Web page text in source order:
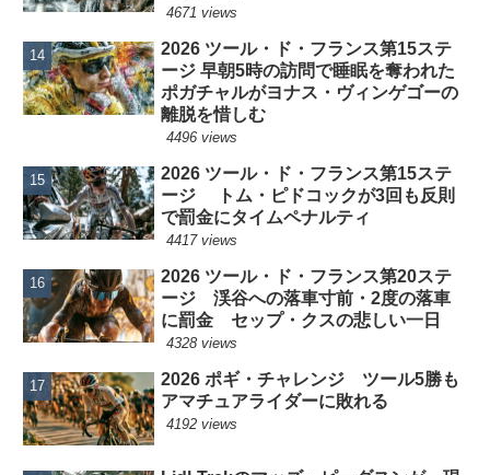
4671 views
2026 ツール・ド・フランス第15ステ
ージ 早朝5時の訪問で睡眠を奪われた
ポガチャルがヨナス・ヴィンゲゴーの
離脱を惜しむ
4496 views
2026 ツール・ド・フランス第15ステ
ージ トム・ピドコックが3回も反則
で罰金にタイムペナルティ
4417 views
2026 ツール・ド・フランス第20ステ
ージ 渓谷への落車寸前・2度の落車
に罰金 セップ・クスの悲しい一日
4328 views
2026 ポギ・チャレンジ ツール5勝も
アマチュアライダーに敗れる
4192 views